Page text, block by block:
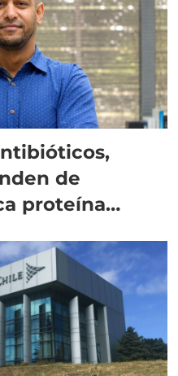
de
proteína